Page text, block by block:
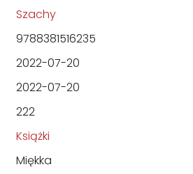
Szachy
9788381516235
2022-07-20
2022-07-20
222
Książki
Miękka